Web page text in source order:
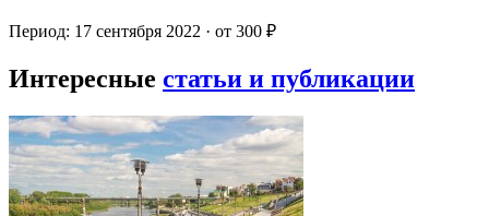
Период: 17 сентября 2022 · от 300 ₽
Интересные статьи и публикации